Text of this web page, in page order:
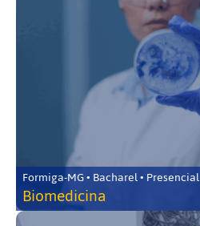
Formiga-MG • Bacharel • Presencial
Biomedicina